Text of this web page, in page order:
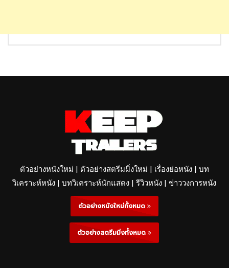
ตัวอย่างหนังใหม่ | ตัวอย่างสตรีมมิ่งใหม่ | เรื่องย่อหนัง | บท
วิเคราะห์หนัง | บทวิเคราะห์นักแสดง | รีวิวหนัง | ข่าววงการหนัง
ตัวอย่างหนังใหม่ทั้งหมด
ตัวอย่างสตรีมมิ่งทั้งหมด